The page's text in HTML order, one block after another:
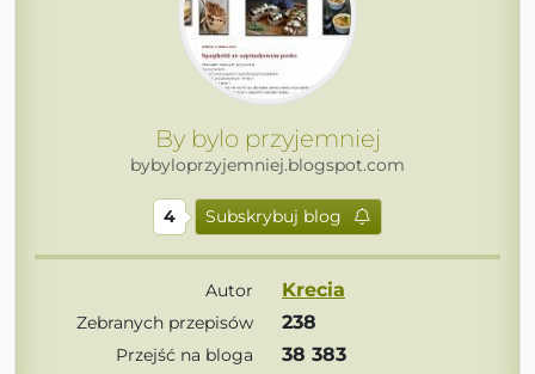
By bylo przyjemniej
bybyloprzyjemniej.blogspot.com
4 Subskrybuj blog
Autor Krecia
Zebranych przepisów 238
Przejść na bloga 38 383